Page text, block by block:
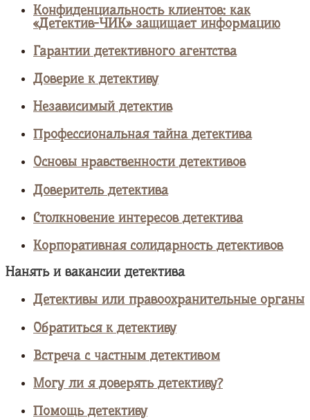
Конфиденциальность клиентов: как
«Детектив-ЧИК» защищает информацию
Гарантии детективного агентства
Доверие к детективу
Независимый детектив
Профессиональная тайна детектива
Основы нравственности детективов
Доверитель детектива
Столкновение интересов детектива
Корпоративная солидарность детективов
Нанять и вакансии детектива
Детективы или правоохранительные органы
Обратиться к детективу
Встреча с частным детективом
Могу ли я доверять детективу?
Помощь детективу